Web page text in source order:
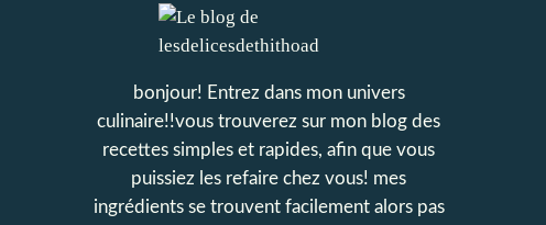
bonjour! Entrez dans mon univers
culinaire!!vous trouverez sur mon blog des
recettes simples et rapides, afin que vous
puissiez les refaire chez vous! mes
ingrédients se trouvent facilement alors pas